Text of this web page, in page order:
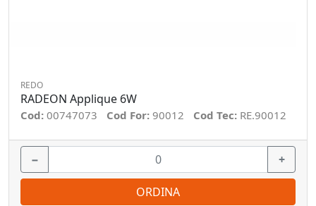
REDO
RADEON Applique 6W
Cod: 00747073 Cod For: 90012 Cod Tec: RE.90012
− +
ORDINA